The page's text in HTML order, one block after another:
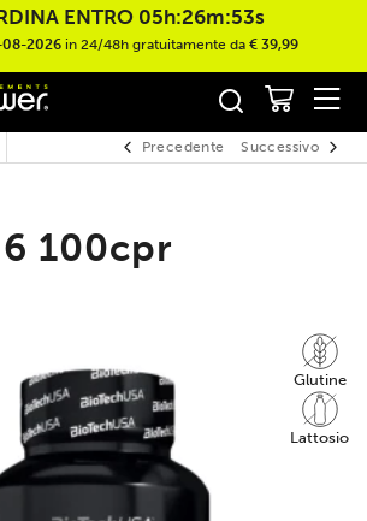
ENTRO 05h:26m:53s
2026 in 24/48h gratuitamente da € 39,99
Precedente Successivo
100cpr
Glutine
Lattosio